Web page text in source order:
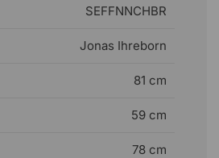
SEFFNNCHBR
Jonas Ihreborn
81 cm
59 cm
78 cm